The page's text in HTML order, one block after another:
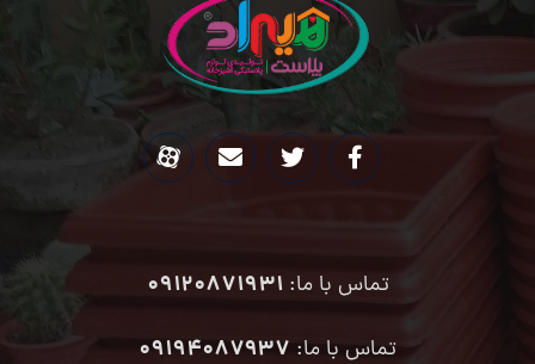
تماس با ما:09120871931
تماس با ما: ۰۹۱۹۴۰۸۷۹۳۷